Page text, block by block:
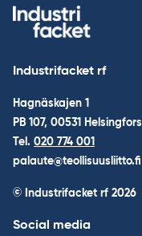
Industrifacket rf
Hagnäskajen 1
PB 107, 00531 Helsingfors
Tel. 020 774 001
palaute@teollisuusliitto.fi
© Industrifacket rf 2026
Social media